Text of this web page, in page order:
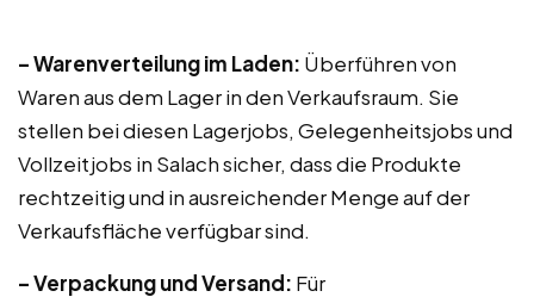
– Warenverteilung im Laden: Überführen von
Waren aus dem Lager in den Verkaufsraum. Sie
stellen bei diesen Lagerjobs, Gelegenheitsjobs und
Vollzeitjobs in Salach sicher, dass die Produkte
rechtzeitig und in ausreichender Menge auf der
Verkaufsfläche verfügbar sind.
– Verpackung und Versand: Für